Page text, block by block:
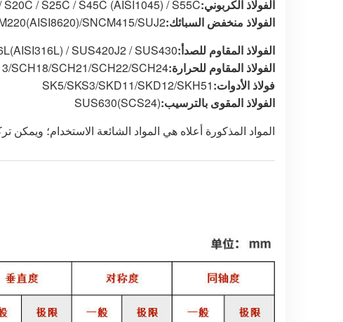
الفولاذ الكربوني:/ S25C / S45C (AISI1045) / S55C
الفولاذ منخفض السبائك:SNCM415/SUJ2
الفولاذ المقاوم للصدأ:/ SUS420J2 / SUS430
الفولاذ المقاوم للحرارة:SCH18/SCH21/SCH22/SCH24
فولاذ الأدوات:SK5/SKS3/SKD11/SKD12/SKH51
الفولاذ المقوى بالترسيب:SUS630(SCS24)
المواد المذكورة أعلاه هي المواد الشائعة الاستخدام؛